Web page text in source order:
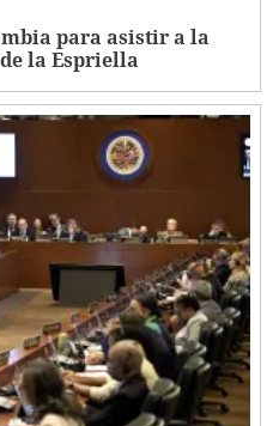
para asistir a la
la Espriella